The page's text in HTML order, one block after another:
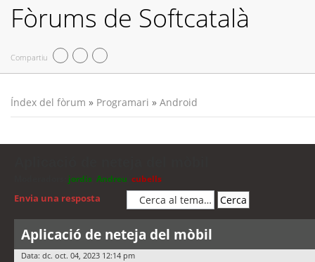
Fòrums de Softcatalà
Compartiu
Índex del fòrum » Programari » Android
jordis Andreu cubells
Envia una resposta
Aplicació de neteja del mòbil
Data: dc. oct. 04, 2023 12:14 pm